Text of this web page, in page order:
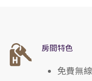
房間特色
免費無